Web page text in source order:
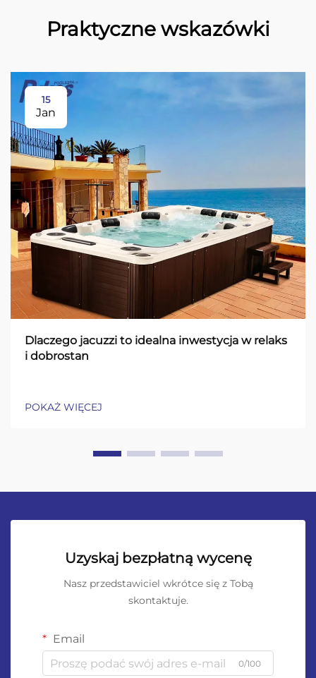
Praktyczne wskazówki
15
Jan
Dlaczego jacuzzi to idealna inwestycja w relaks
i dobrostan
POKAŻ WIĘCEJ
Uzyskaj bezpłatną wycenę
Nasz przedstawiciel wkrótce się z Tobą
skontaktuje.
Email
0/100